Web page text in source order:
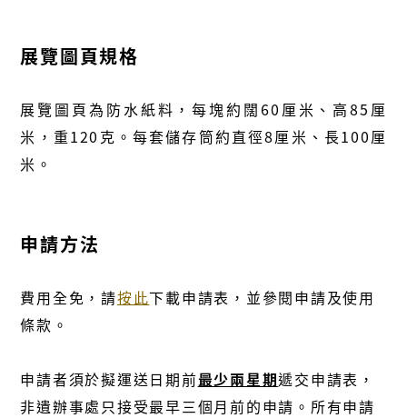
展覽圖頁規格
展覽圖頁為防水紙料，每塊約闊60厘米、高85厘
米，重120克。每套儲存筒約直徑8厘米、長100厘
米。
申請方法
費用全免，請按此下載申請表，並參閱申請及使用
條款。
申請者須於擬運送日期前最少兩星期遞交申請表，
非遺辦事處只接受最早三個月前的申請。所有申請